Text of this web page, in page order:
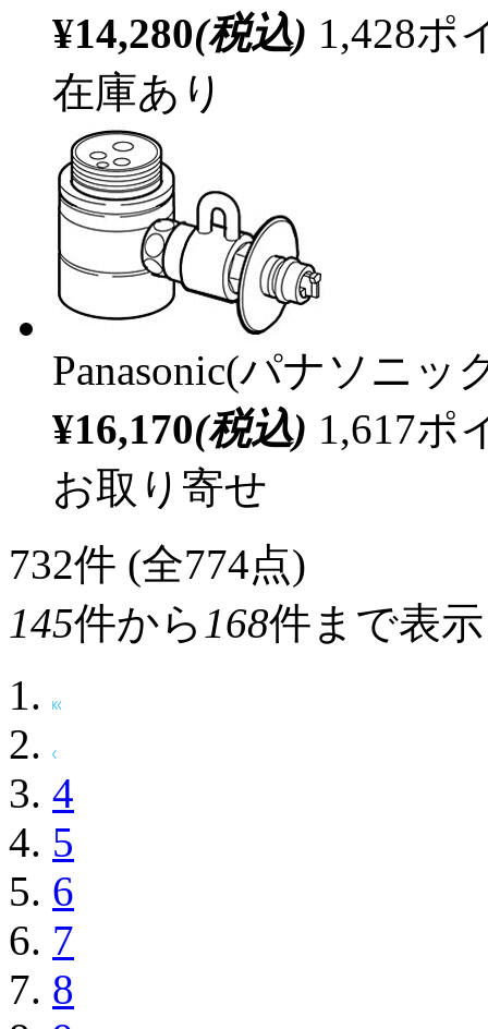
¥14,280(税込) 1,428ポ
在庫あり
Panasonic(パナソニッ
¥16,170(税込) 1,617ポ
お取り寄せ
732件 (全774点)
145件から 168件まで表示
4
5
6
7
8